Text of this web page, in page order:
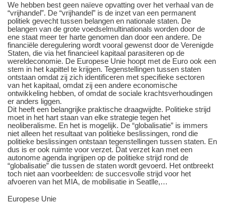
We hebben best geen naïeve opvatting over het verhaal van de
“vrijhandel”. De “vrijhandel” is de inzet van een permanent
politiek gevecht tussen belangen en nationale staten. De
belangen van de grote voedselmultinationals worden door de
ene staat meer ter harte genomen dan door een andere. De
financiële deregulering wordt vooral gewenst door de Verenigde
Staten, die via het financieel kapitaal parasiteren op de
wereldeconomie. De Europese Unie hoopt met de Euro ook een
stem in het kapittel te krijgen. Tegenstellingen tussen staten
ontstaan omdat zij zich identificeren met specifieke sectoren
van het kapitaal, omdat zij een andere economische
ontwikkeling hebben, of omdat de sociale krachtsverhoudingen
er anders liggen.
Dit heeft een belangrijke praktische draagwijdte. Politieke strijd
moet in het hart staan van elke strategie tegen het
neoliberalisme. En het is mogelijk. De “globalisatie” is immers
niet alleen het resultaat van politieke beslissingen, rond die
politieke beslissingen ontstaan tegenstellingen tussen staten. En
dus is er ook ruimte voor verzet. Dat verzet kan met een
autonome agenda ingrijpen op de politieke strijd rond de
“globalisatie” die tussen de staten wordt gevoerd. Het ontbreekt
toch niet aan voorbeelden: de succesvolle strijd voor het
afvoeren van het MIA, de mobilisatie in Seatlle,…
Europese Unie